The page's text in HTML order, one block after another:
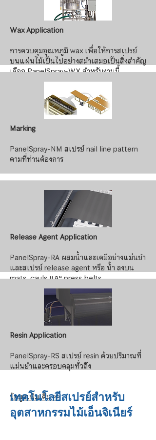
Wax Application
การควบคุมอุณหภูมิ wax เพื่อให้การสเปรย์
บนแผ่นไม้เป็นไปอย่างสม่ำเสมอเป็นสิ่งสำคัญ
เลือก PanelSpray-WX สำหรับงานนี้
ข้อมูลเพิ่มเติม >>
Marking
PanelSpray-NM สเปรย์ nail line pattern
ตามที่ท่านต้องการ
Release Agent Application
PanelSpray-RA ผสมน้ำและเคมีอย่างแม่นยำ
และสเปรย์ release agent หรือ น้ำ ลงบน
mats, cauls และ press belts
ข้อมูลเพิ่มเติม >>
Resin Application
PanelSpray-RS สเปรย์ resin ด้วยปริมาณที่
แม่นยำและครอบคลุมทั่วถึง
ข้อมูลเพิ่มเติม >>
เทคโนโลยีสเปรย์สำหรับ
อุตสาหกรรมไม้เอ็นจิเนียร์